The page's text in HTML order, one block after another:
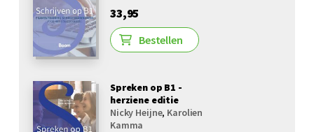
33,95
Bestellen
Spreken op B1 -
herziene editie
Nicky Heijne, Karolien
Kamma